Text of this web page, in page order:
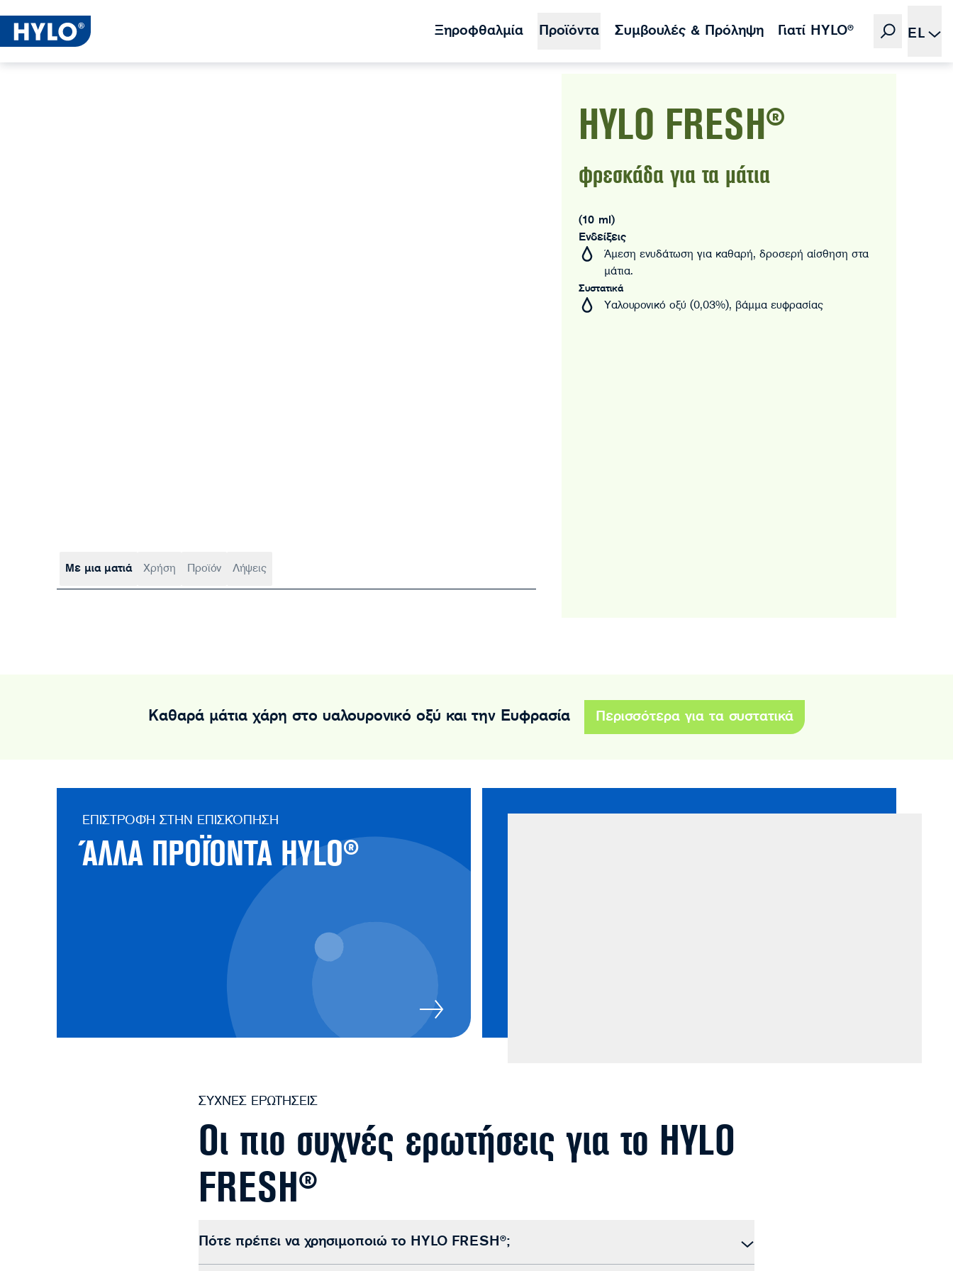
Ξηροφθαλμία Προϊόντα Συμβουλές & Πρόληψη Γιατί HYLO® EL
HYLO FRESH®
φρεσκάδα για τα μάτια
(10 ml)
Ενδείξεις
Άμεση ενυδάτωση για καθαρή, δροσερή αίσθηση στα
μάτια.
Συστατικά
Υαλουρονικό οξύ (0,03%), βάμμα ευφρασίας
Με μια ματιά Χρήση Προϊόν Λήψεις
Καθαρά μάτια χάρη στο υαλουρονικό οξύ και την Ευφρασία Περισσότερα για τα συστατικά
ΕΠΙΣΤΡΟΦΉ ΣΤΗΝ ΕΠΙΣΚΌΠΗΣΗ
ΆΛΛΑ ΠΡΟΪΌΝΤΑ HYLO®
ΣΥΧΝΈΣ ΕΡΩΤΉΣΕΙΣ
Οι πιο συχνές ερωτήσεις για το HYLO
FRESH®
Πότε πρέπει να χρησιμοποιώ το HYLO FRESH®;